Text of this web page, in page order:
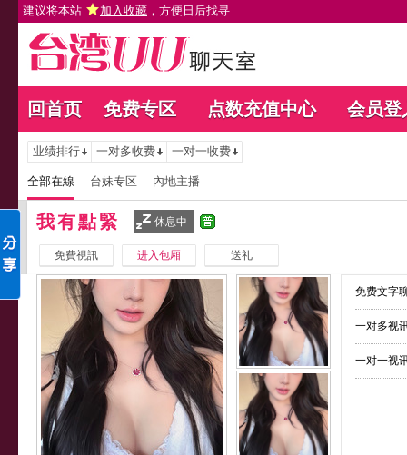
建议将本站 加入收藏 ，方便日后找寻
回首页 免费专区 点数充值中心 会员登
业绩排行 一对多收费 一对一收费
全部在線 台妹专区 內地主播
我有點緊 休息中
免費視訊 进入包厢 送礼
免费文字
一对多视
一对一视